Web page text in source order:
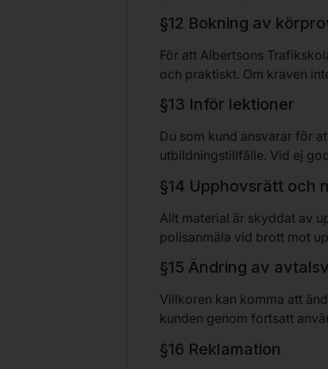
§12 Bokning av
För att Albertsons
och praktiskt. Om kraven
§13 Inför lektioner
Du som kund ansvarar för
utbildningstillfälle. Vid ej
§14 Upphovsrätt och
Allt material är skyddat av
polisanmäla vid brott mot
§15 Ändring av
Villkoren kan komma att
kunden genom fortsatt
§16 Reklamation